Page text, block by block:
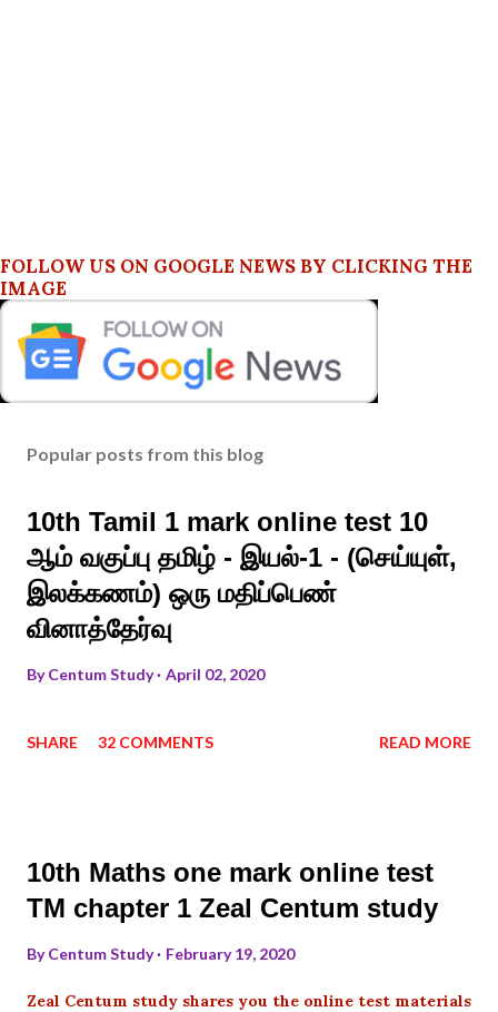
FOLLOW US ON GOOGLE NEWS BY CLICKING THE
IMAGE
Popular posts from this blog
10th Tamil 1 mark online test 10
ஆம் வகுப்பு தமிழ் - இயல்-1 - (செய்யுள்,
இலக்கணம்) ஒரு மதிப்பெண்
வினாத்தேர்வு
ByCentum Study April 02, 2020
SHARE 32 COMMENTS READ MORE
10th Maths one mark online test
TM chapter 1 Zeal Centum study
ByCentum Study February 19, 2020
Zeal Centum study shares you the online test materials